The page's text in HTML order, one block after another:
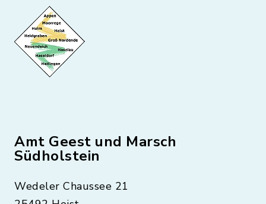
Amt Geest und Marsch
Südholstein
Wedeler Chaussee 21